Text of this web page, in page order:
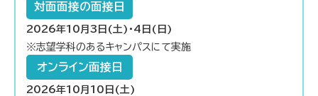
対面面接の面接日
2026年10月3日(土)・4日(日)
※志望学科のあるキャンパスにて実施
オンライン面接日
2026年10月10日(土)